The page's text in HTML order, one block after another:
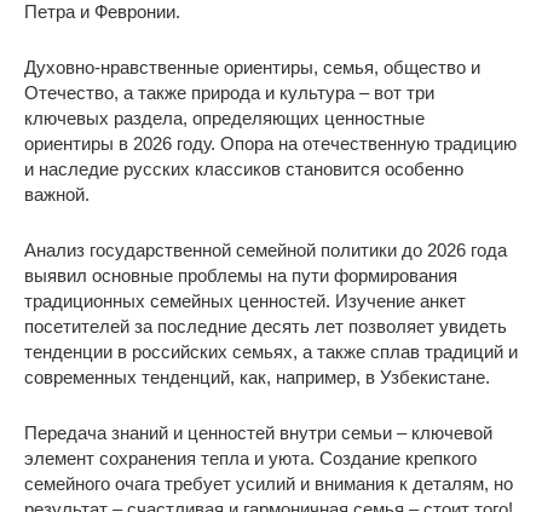
Петра и Февронии.
Духовно-нравственные ориентиры, семья, общество и
Отечество, а также природа и культура – вот три
ключевых раздела, определяющих ценностные
ориентиры в 2026 году. Опора на отечественную традицию
и наследие русских классиков становится особенно
важной.
Анализ государственной семейной политики до 2026 года
выявил основные проблемы на пути формирования
традиционных семейных ценностей. Изучение анкет
посетителей за последние десять лет позволяет увидеть
тенденции в российских семьях, а также сплав традиций и
современных тенденций, как, например, в Узбекистане.
Передача знаний и ценностей внутри семьи – ключевой
элемент сохранения тепла и уюта. Создание крепкого
семейного очага требует усилий и внимания к деталям, но